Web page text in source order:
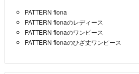
PATTERN fiona
PATTERN fionaのレディース
PATTERN fionaのワンピース
PATTERN fionaのひざ丈ワンピース